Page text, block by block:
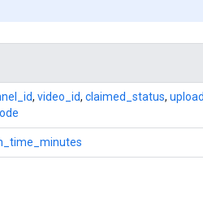
, video_id, claimed_status,